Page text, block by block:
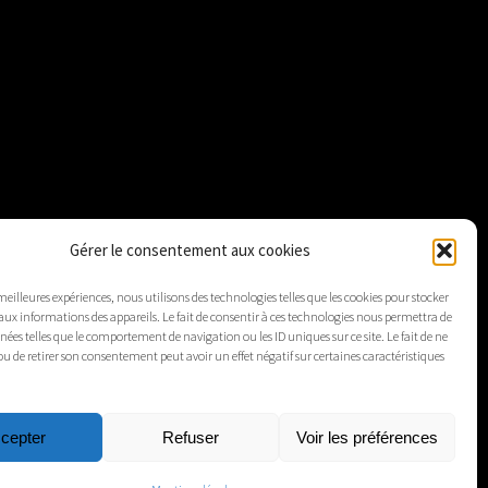
Gérer le consentement aux cookies
expériences, nous utilisons des technologies telles que les cookies pour stocker
informations des appareils. Le fait de consentir à ces technologies nous permettra de
telles que le comportement de navigation ou les ID uniques sur ce site. Le fait de ne
de retirer son consentement peut avoir un effet négatif sur certaines caractéristiques
Refuser Voir les préférences